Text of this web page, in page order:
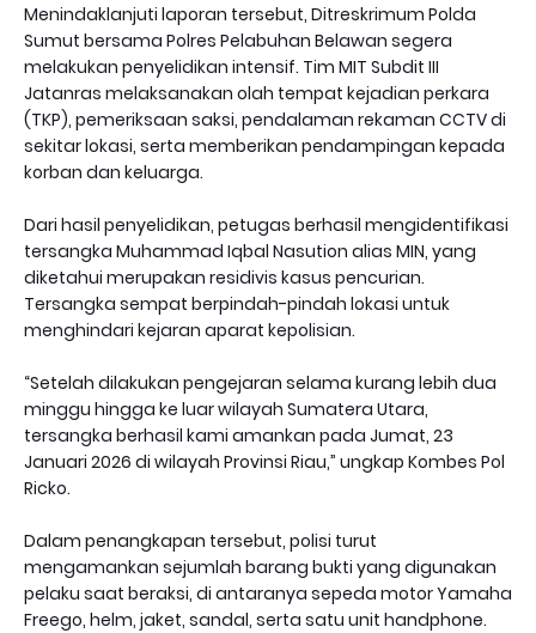
Menindaklanjuti laporan tersebut, Ditreskrimum Polda
Sumut bersama Polres Pelabuhan Belawan segera
melakukan penyelidikan intensif. Tim MIT Subdit III
Jatanras melaksanakan olah tempat kejadian perkara
(TKP), pemeriksaan saksi, pendalaman rekaman CCTV di
sekitar lokasi, serta memberikan pendampingan kepada
korban dan keluarga.
Dari hasil penyelidikan, petugas berhasil mengidentifikasi
tersangka Muhammad Iqbal Nasution alias MIN, yang
diketahui merupakan residivis kasus pencurian.
Tersangka sempat berpindah-pindah lokasi untuk
menghindari kejaran aparat kepolisian.
“Setelah dilakukan pengejaran selama kurang lebih dua
minggu hingga ke luar wilayah Sumatera Utara,
tersangka berhasil kami amankan pada Jumat, 23
Januari 2026 di wilayah Provinsi Riau,” ungkap Kombes Pol
Ricko.
Dalam penangkapan tersebut, polisi turut
mengamankan sejumlah barang bukti yang digunakan
pelaku saat beraksi, di antaranya sepeda motor Yamaha
Freego, helm, jaket, sandal, serta satu unit handphone.